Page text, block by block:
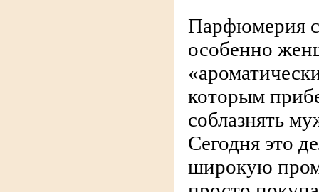
Парфюмерия
особенно
которым
соблазнять
Сегодня это
широкую